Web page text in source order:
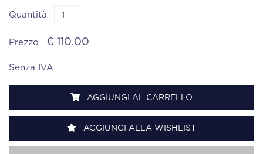
Quantità
Prezzo € 110.00
Senza IVA
AGGIUNGI AL CARRELLO
AGGIUNGI ALLA WISHLIST